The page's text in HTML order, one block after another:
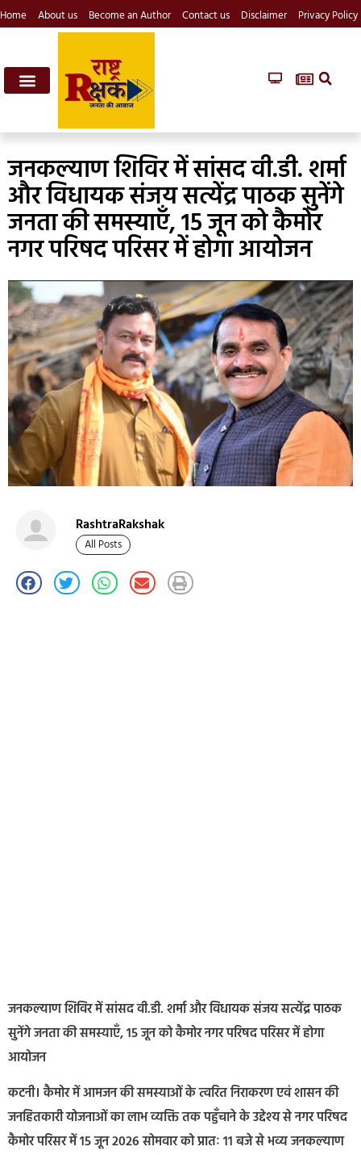
Home About us Become an Author Contact us Disclaimer Privacy Policy
जनकल्याण शिविर में सांसद वी.डी. शर्मा
और विधायक संजय सत्येंद्र पाठक सुनेंगे
जनता की समस्याएँ, 15 जून को कैमोर
नगर परिषद परिसर में होगा आयोजन
RashtraRakshak
All Posts
जनकल्याण शिविर में सांसद वी.डी. शर्मा और विधायक संजय सत्येंद्र पाठक
सुनेंगे जनता की समस्याएँ, 15 जून को कैमोर नगर परिषद परिसर में होगा
आयोजन
कटनी। कैमोर में आमजन की समस्याओं के त्वरित निराकरण एवं शासन की
जनहितकारी योजनाओं का लाभ व्यक्ति तक पहुँचाने के उद्देश्य से नगर परिषद
कैमोर परिसर में 15 जून 2026 सोमवार को प्रातः 11 बजे से भव्य जनकल्याण